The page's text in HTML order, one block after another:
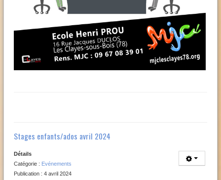
Stages enfants/ados avril 2024
Détails
Catégorie : Evénements
Publication : 4 avril 2024